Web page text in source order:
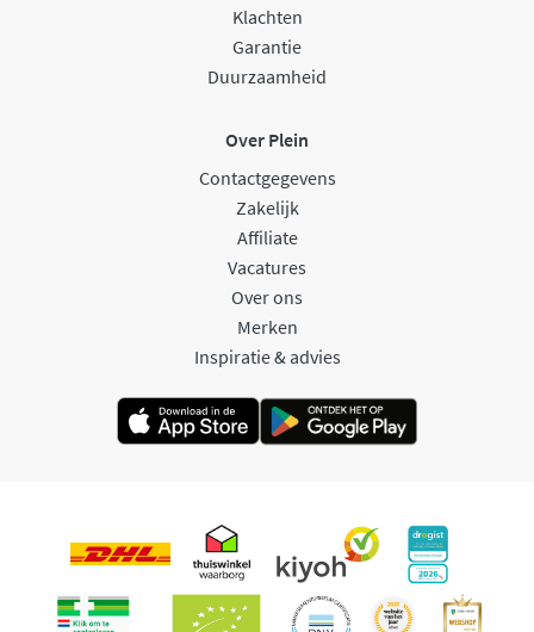
Klachten
Garantie
Duurzaamheid
Over Plein
Contactgegevens
Zakelijk
Affiliate
Vacatures
Over ons
Merken
Inspiratie & advies